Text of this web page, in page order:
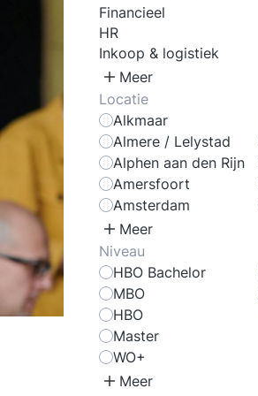
Financieel
HR
Inkoop & logistiek
Meer
Locatie
Alkmaar
Almere / Lelystad
Alphen aan den Rijn
Amersfoort
Amsterdam
Meer
Niveau
HBO Bachelor
MBO
HBO
Master
WO+
Meer